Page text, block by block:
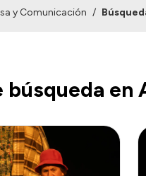
y Comunicación /
búsqueda en